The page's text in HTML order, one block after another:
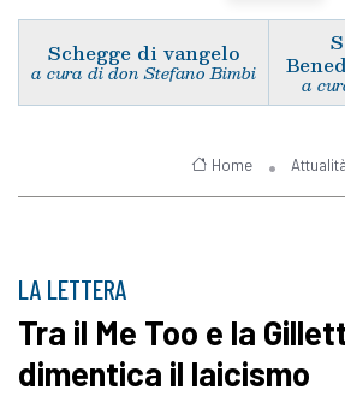
Schegge di vangelo
a cura di don Stefano Bimbi a
Home Attualità
LA LETTERA
Tra il Me Too e la
dimentica il laicismo